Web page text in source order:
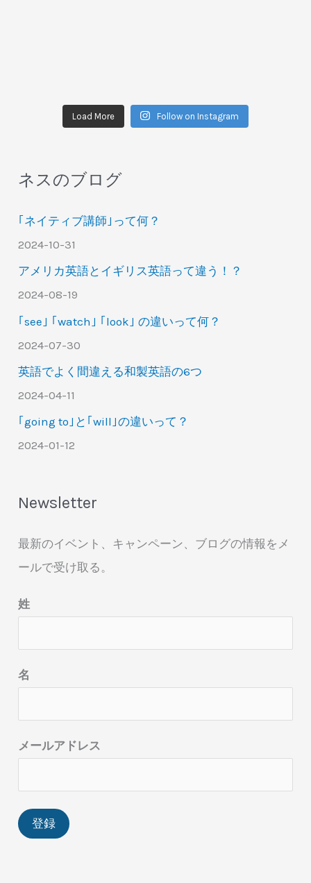
Load More Follow on Instagram
ネスのブログ
｢ネイティブ講師｣って何？
2024-10-31
アメリカ英語とイギリス英語って違う！？
2024-08-19
｢see｣ ｢watch｣ ｢look｣ の違いって何？
2024-07-30
英語でよく間違える和製英語の6つ
2024-04-11
｢going to｣と｢will｣の違いって？
2024-01-12
Newsletter
最新のイベント、キャンペーン、ブログの情報をメ
ールで受け取る。
姓
名
メールアドレス